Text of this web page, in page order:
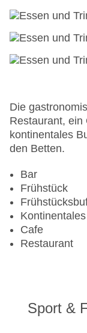
Die
Restaurant, ein
kontinentales
den Betten.
Bar
Frühstück
Cafe
Restaurant
Sport &